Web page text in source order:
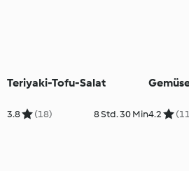
Teriyaki-Tofu-Salat
3.8 (18) 8 Std. 30 Min4.2